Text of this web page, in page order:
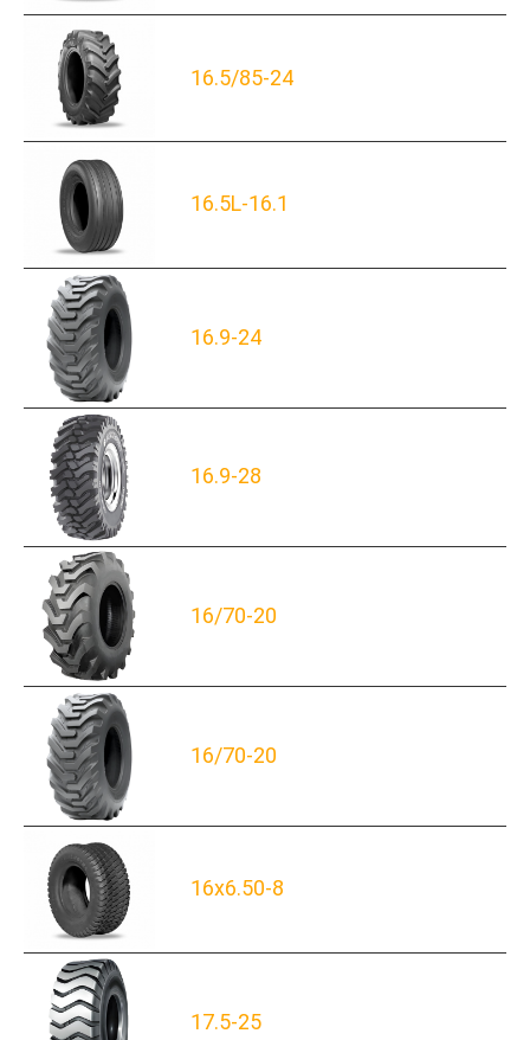
16.5/85-24
16.5L-16.1
16.9-24
16.9-28
16/70-20
16/70-20
16x6.50-8
17.5-25